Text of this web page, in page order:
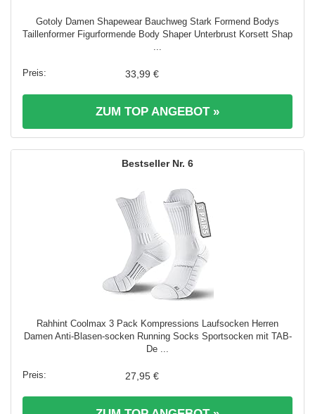
Gotoly Damen Shapewear Bauchweg Stark Formend Bodys
Taillenformer Figurformende Body Shaper Unterbrust Korsett Shap
33,99 €
ZUM TOP ANGEBOT »
6
Rahhint Coolmax 3 Pack Kompressions Laufsocken Herren
Damen Anti-Blasen-socken Running Socks Sportsocken mit TAB-
De ...
27,95 €